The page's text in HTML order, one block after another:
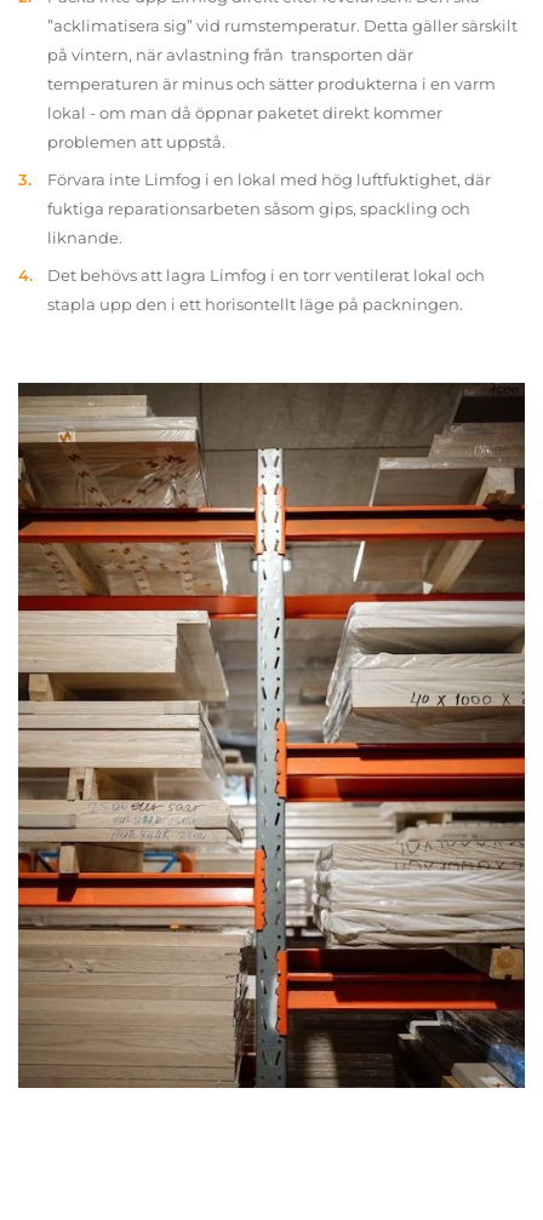
”acklimatisera sig” vid rumstemperatur. Detta gäller särskilt
på vintern, när avlastning från transporten där
temperaturen är minus och sätter produkterna i en varm
lokal - om man då öppnar paketet direkt kommer
problemen att uppstå.
Förvara inte Limfog i en lokal med hög luftfuktighet, där
fuktiga reparationsarbeten såsom gips, spackling och
liknande.
Det behövs att lagra Limfog i en torr ventilerat lokal och
stapla upp den i ett horisontellt läge på packningen.